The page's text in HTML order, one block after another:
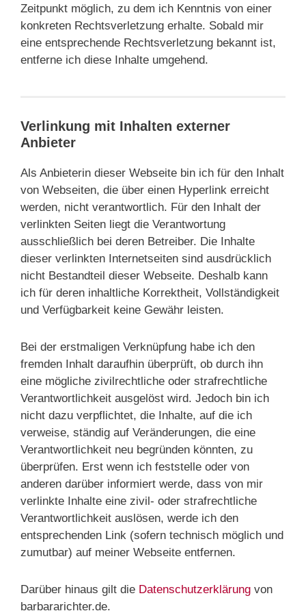
Zeitpunkt möglich, zu dem ich Kenntnis von einer
konkreten Rechtsverletzung erhalte. Sobald mir
eine entsprechende Rechtsverletzung bekannt ist,
entferne ich diese Inhalte umgehend.
Verlinkung mit Inhalten externer
Anbieter
Als Anbieterin dieser Webseite bin ich für den Inhalt
von Webseiten, die über einen Hyperlink erreicht
werden, nicht verantwortlich. Für den Inhalt der
verlinkten Seiten liegt die Verantwortung
ausschließlich bei deren Betreiber. Die Inhalte
dieser verlinkten Internetseiten sind ausdrücklich
nicht Bestandteil dieser Webseite. Deshalb kann
ich für deren inhaltliche Korrektheit, Vollständigkeit
und Verfügbarkeit keine Gewähr leisten.
Bei der erstmaligen Verknüpfung habe ich den
fremden Inhalt daraufhin überprüft, ob durch ihn
eine mögliche zivilrechtliche oder strafrechtliche
Verantwortlichkeit ausgelöst wird. Jedoch bin ich
nicht dazu verpflichtet, die Inhalte, auf die ich
verweise, ständig auf Veränderungen, die eine
Verantwortlichkeit neu begründen könnten, zu
überprüfen. Erst wenn ich feststelle oder von
anderen darüber informiert werde, dass von mir
verlinkte Inhalte eine zivil- oder strafrechtliche
Verantwortlichkeit auslösen, werde ich den
entsprechenden Link (sofern technisch möglich und
zumutbar) auf meiner Webseite entfernen.
Darüber hinaus gilt die Datenschutzerklärung von
barbararichter.de.